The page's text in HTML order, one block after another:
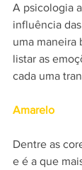
A psicologia
influência
uma maneira
listar as
cada uma
Amarelo
Dentre as
e é a que